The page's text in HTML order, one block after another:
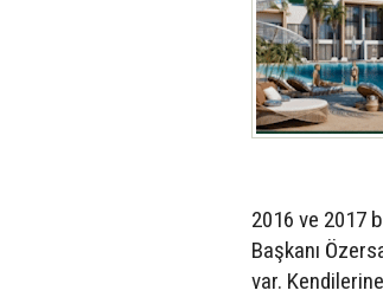
2016 ve 2017
Başkanı
var.